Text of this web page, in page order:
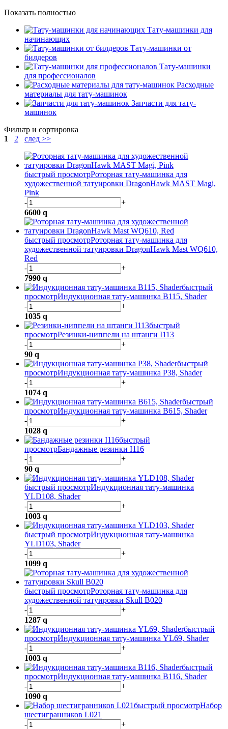
Показать полностью
Тату-машинки для
начинающих
Тату-машинки от
билдеров
Тату-машинки
для профессионалов
Расходные
материалы для тату-машинок
Запчасти для тату-
машинок
Фильтр и сортировка
1
2 след >>
быстрый просмотрРоторная тату-машинка для
художественной татуировки DragonHawk MAST Magi,
Pink
-
+
6600 q
быстрый просмотрРоторная тату-машинка для
художественной татуировки DragonHawk Mast WQ610,
Red
-
+
7990 q
быстрый
просмотрИндукционная тату-машинка B115, Shader
-
+
1035 q
быстрый
просмотрРезинки-ниппели на штанги I113
-
+
90 q
быстрый
просмотрИндукционная тату-машинка P38, Shader
-
+
1074 q
быстрый
просмотрИндукционная тату-машинка B615, Shader
-
+
1028 q
быстрый
просмотрБандажные резинки I116
-
+
90 q
быстрый просмотрИндукционная тату-машинка
YLD108, Shader
-
+
1003 q
быстрый просмотрИндукционная тату-машинка
YLD103, Shader
-
+
1099 q
быстрый просмотрРоторная тату-машинка для
художественной татуировки Skull B020
-
+
1287 q
быстрый
просмотрИндукционная тату-машинка YL69, Shader
-
+
1003 q
быстрый
просмотрИндукционная тату-машинка B116, Shader
-
+
1090 q
быстрый просмотрНабор
шестигранников L021
-
+